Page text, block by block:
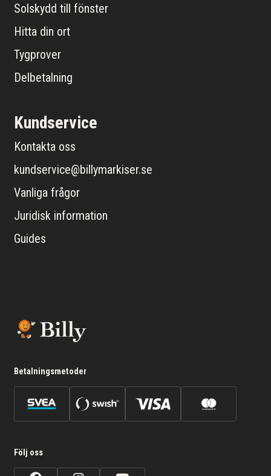
Solskydd till fönster
Hitta din ort
Tygprover
Delbetalning
Kundservice
Kontakta oss
kundservice@billymarkiser.se
Vanliga frågor
Juridisk information
Guides
Betalningsmetoder
Följ oss